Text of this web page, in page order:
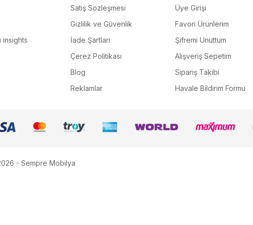
insights
Satış Sözleşmesi
Gizlilik ve Güvenlik
İade Şartları
Çerez Politikası
Blog
Reklamlar
Üye Girişi
Favori Ürünlerim
Şifremi Unuttum
Alışveriş Sepetim
Sipariş Takibi
Havale Bildirim Formu
- Sempre Mobilya